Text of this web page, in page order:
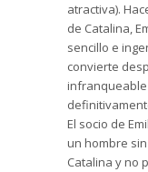
atractiva).
de Catalina,
sencillo e
convierte
infranqueable
El socio de
un hombre
Catalina y no